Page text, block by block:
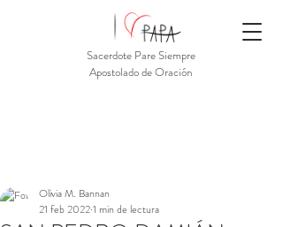
Sacerdote Pare Siempre
Apostolado de Oración
Olivia M. Bannan
21 feb 20221 min de lectura